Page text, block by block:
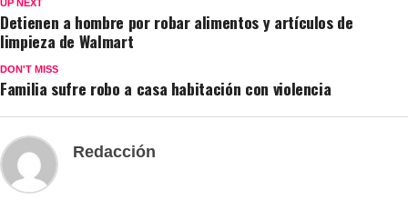
UP NEXT
Detienen a hombre por robar alimentos y artículos de
limpieza de Walmart
DON'T MISS
Familia sufre robo a casa habitación con violencia
Redacción